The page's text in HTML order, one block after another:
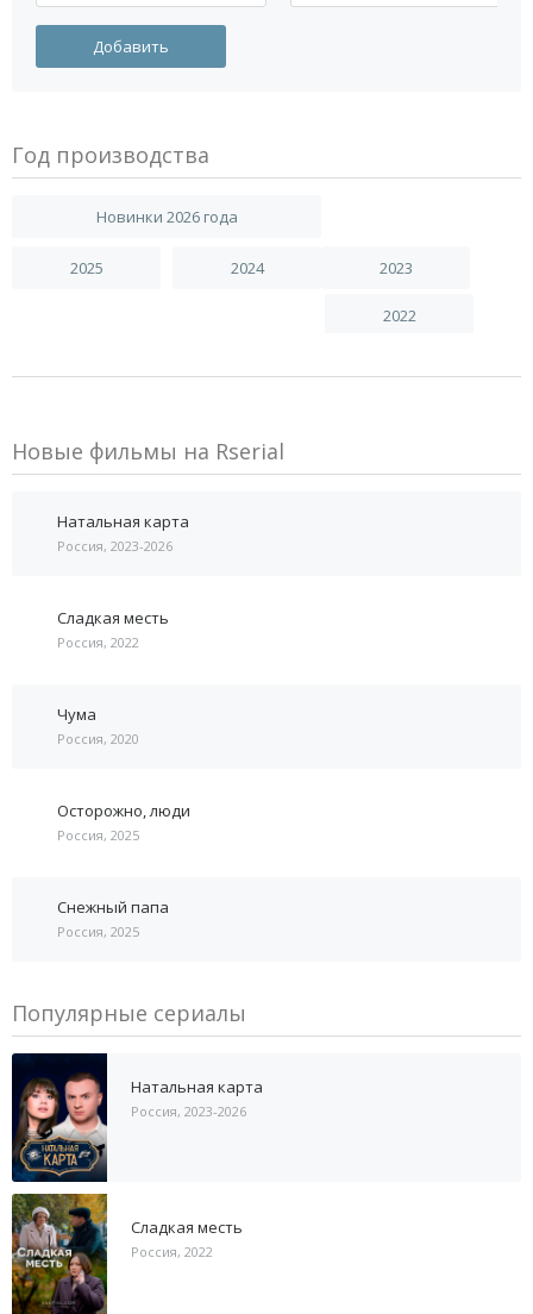
Год производства
Новинки 2026 года
2025 2024 2023
2022
Новые фильмы на Rserial
Натальная карта
Россия, 2023-2026
Сладкая месть
Россия, 2022
Чума
Россия, 2020
Осторожно, люди
Россия, 2025
Снежный папа
Россия, 2025
Популярные сериалы
Натальная карта
Россия, 2023-2026
Сладкая месть
Россия, 2022